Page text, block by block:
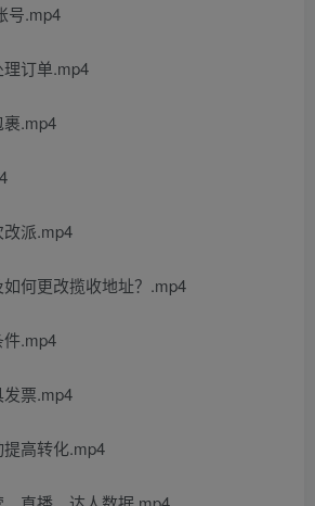
号.mp4
订单.mp4
.mp4
派.mp4
何更改揽收地址？.mp4
.mp4
票.mp4
高转化.mp4